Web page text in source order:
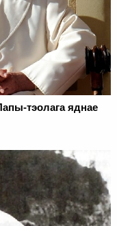
тэолага яднае